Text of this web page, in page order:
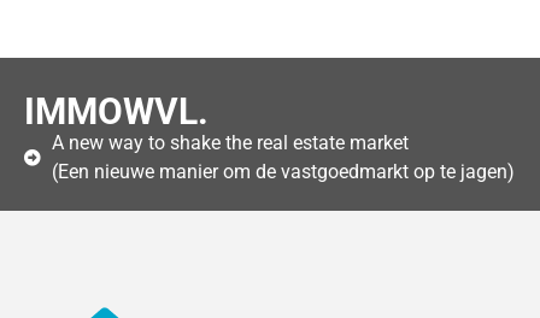
IMMOWVL.
A new way to shake the real estate market
(Een nieuwe manier om de vastgoedmarkt op te jagen)